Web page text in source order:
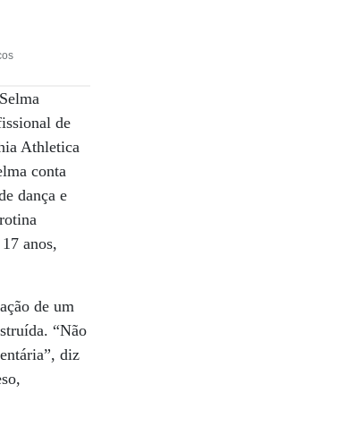
de
Athletica
conta
dança e
anos,
de um
“Não
diz